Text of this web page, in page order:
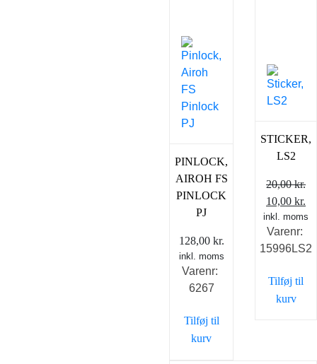
PINLOCK,
AIROH FS
PINLOCK
PJ
128,00 kr.
inkl. moms
Varenr:
6267
Tilføj til
kurv
STICKER,
LS2
20,00kr.
Den
pris
var:
10,00 kr.
er:
inkl. moms
Varenr:
15996LS2
Tilføj til
kurv